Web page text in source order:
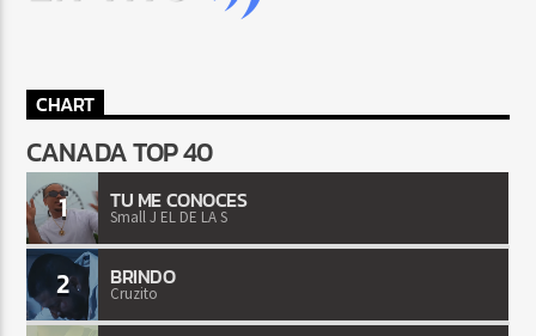
CHART
CANADA TOP 40
1 TU ME CONOCES
Small J EL DE LA S
2 BRINDO
Cruzito